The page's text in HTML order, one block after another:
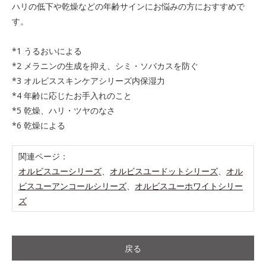
ハリの低下や乾燥などの年齢サインにお悩みの方におすすめで
す。
*1 うるおいによる
*2 メラニンの生成を抑え、シミ・ソバカスを防ぐ
*3 オルビススキンケアシリーズ内保湿力
*4 年齢に応じたお手入れのこと
*5 乾燥、ハリ・ツヤのなさ
*6 乾燥による
関連ページ：
オルビスユーシリーズ、 オルビスユードットシリーズ、 オル
ビスユーアンコールシリーズ、 オルビスユーホワイトシリー
ズ
戻る